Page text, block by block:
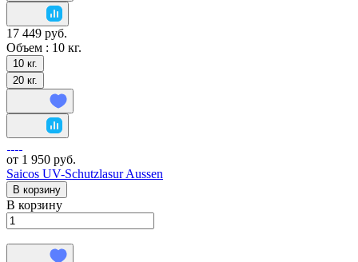
17 449 руб.
Объем : 10 кг.
10 кг.
20 кг.
от 1 950 руб.
Saicos UV-Schutzlasur Aussen
В корзину
В корзину